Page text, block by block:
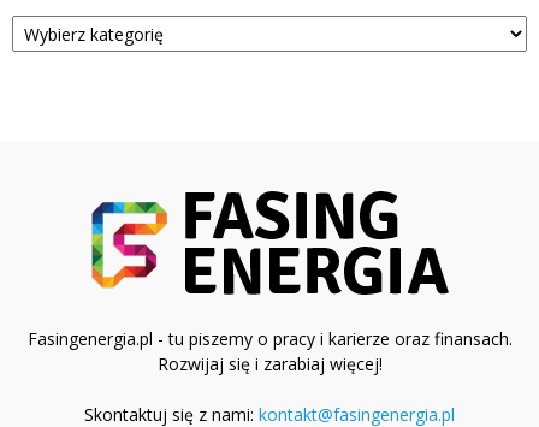
Kategorie
Fasingenergia.pl - tu piszemy o pracy i karierze oraz finansach.
Rozwijaj się i zarabiaj więcej!
Skontaktuj się z nami: kontakt@fasingenergia.pl